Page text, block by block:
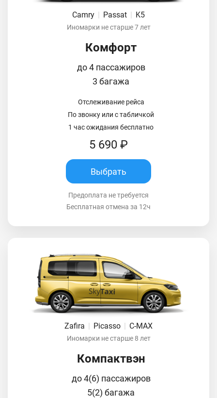
Camry Passat K5
Иномарки не старше 7 лет
Комфорт
до 4 пассажиров
3 багажа
Отслеживание рейса
По звонку или с табличкой
1 час ожидания бесплатно
5 690 ₽
Выбрать
Предоплата не требуется
Бесплатная отмена за 12ч
Zafira | Picasso | C-MAX
Иномарки не старше 8 лет
Компактвэн
до 4(6) пассажиров
5(2) багажа